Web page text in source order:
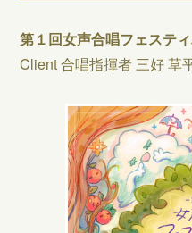
第１回女声合唱フェステ
Client 合唱指揮者 三好 草